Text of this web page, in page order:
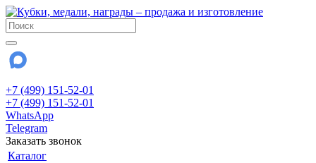
+7 (499) 151-52-01
+7 (499) 151-52-01
WhatsApp
Telegram
Заказать звонок
Каталог